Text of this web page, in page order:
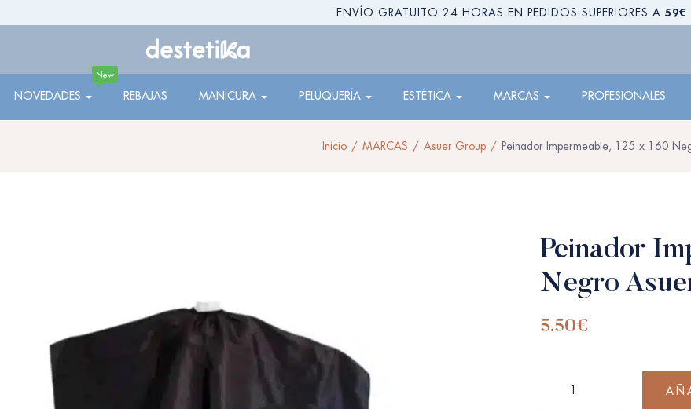
ENVÍO GRATUITO 24 HORAS EN PEDIDOS SUPERIORES A 59€
NOVEDADES
New
REBAJAS MANICURA PELUQUERÍA ESTÉTICA MARCAS PROFESIONALES
Inicio MARCAS Asuer Group Peinador Impermeable, 125 x 160
Peinador
Negro
5.50€